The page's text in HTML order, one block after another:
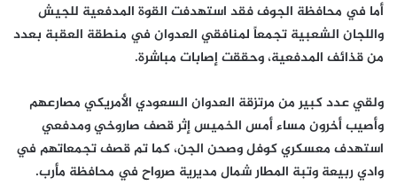
أما في محافظة الجوف فقد استهدفت القوة المدفعية للجيش
واللجان الشعبية تجمعاً لمنافقي العدوان في منطقة العقبة بعدد
من قذائف المدفعية، وحققت إصابات مباشرة.
ولقي عدد كبير من مرتزقة العدوان السعودي الأمريكي مصارعهم
وأصيب أخرون مساء أمس الخميس إثر قصف صاروخي ومدفعي
استهدف معسكري كوفل وصحن الجن، كما تم قصف تجمعاتهم في
وادي ربيعة وتبة المطار شمال مديرية صرواح في محافظة مأرب.